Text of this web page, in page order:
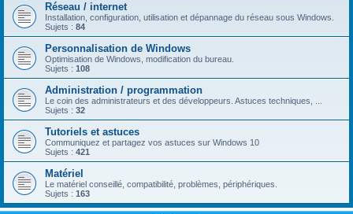
Réseau / internet
Installation, configuration, utilisation et dépannage du réseau sous Windows.
Sujets : 84
Personnalisation de Windows
Optimisation de Windows, modification du bureau.
Sujets : 108
Administration / programmation
Le coin des administrateurs et des développeurs. Astuces techniques, ...
Sujets : 32
Tutoriels et astuces
Communiquez et partagez vos astuces sur Windows 10
Sujets : 421
Matériel
Le matériel conseillé, compatibilité, problèmes, périphériques.
Sujets : 163